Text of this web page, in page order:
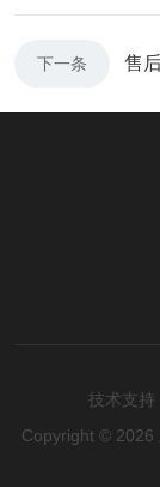
下一条 售
技术支持
Copyright © 2026